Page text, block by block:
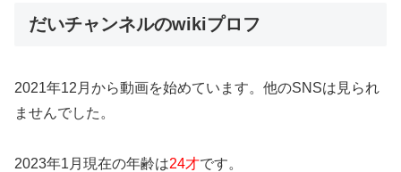
だいチャンネルのwikiプロフ
2021年12月から動画を始めています。他のSNSは見られ
ませんでした。
2023年1月現在の年齢は24才です。